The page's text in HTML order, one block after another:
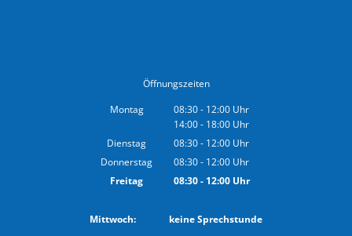
Öffnungszeiten
Montag
08:30- 12:00 Uhr
Von 08:30 bis 12:00 Uhr
14:00- 18:00 Uhr
Von 14:00 bis 18:00 Uhr
Dienstag 08:30- 12:00 Uhr
Von 08:30 bis 12:00 Uhr
Donnerstag 08:30- 12:00 Uhr
Von 08:30 bis 12:00 Uhr
Freitag 08:30- 12:00Uhr
Mittwoch: keine Sprechstunde